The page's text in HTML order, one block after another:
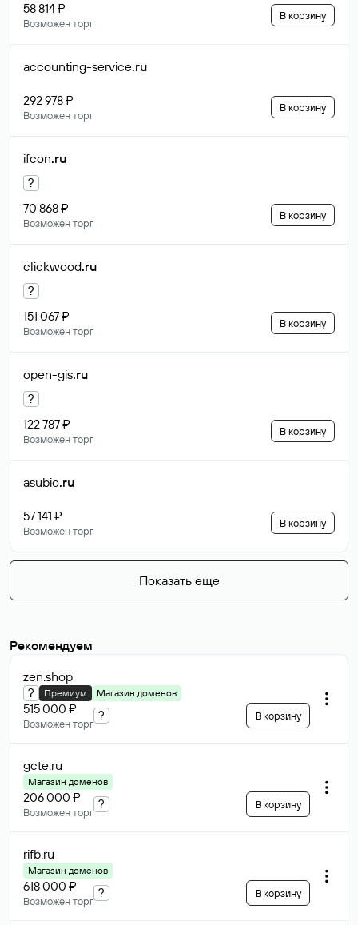
58 814 ₽
Возможен торг
В корзину
accounting-service.ru
292 978 ₽
Возможен торг
В корзину
ifcon.ru
?
70 868 ₽
Возможен торг
В корзину
clickwood.ru
?
151 067 ₽
Возможен торг
В корзину
open-gis.ru
?
122 787 ₽
Возможен торг
В корзину
asubio.ru
57 141 ₽
Возможен торг
В корзину
Показать еще
Рекомендуем
zen.shop
? Премиум Магазин доменов
515 000 ₽
Возможен торг
? В корзину
gcte.ru
Магазин доменов
206 000 ₽
Возможен торг
? В корзину
rifb.ru
Магазин доменов
618 000 ₽
Возможен торг
? В корзину